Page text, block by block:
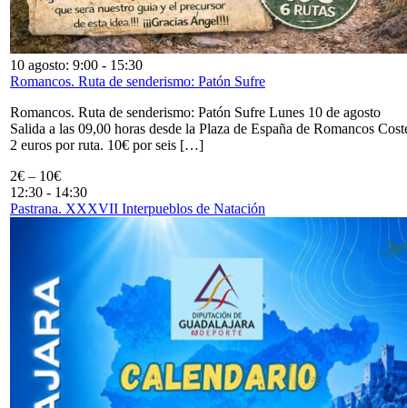
10 agosto: 9:00 - 15:30
Romancos. Ruta de senderismo: Patón Sufre
Romancos. Ruta de senderismo: Patón Sufre Lunes 10 de agosto
Salida a las 09,00 horas desde la Plaza de España de Romancos
2 euros por ruta. 10€ por seis […]
2€ – 10€
12:30 - 14:30
Pastrana. XXXVII Interpueblos de Natación